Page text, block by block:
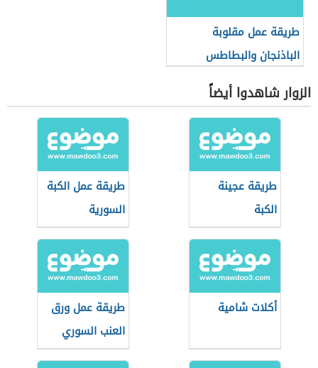
طريقة عمل مقلوبة
الباذنجان والبطاطس
الزوار شاهدوا أيضاً
طريقة عجينة
الكبة
طريقة عمل الكبة
السورية
أكلات شامية
طريقة عمل ورق
العنب السوري